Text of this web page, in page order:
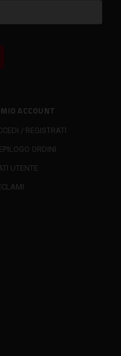
ACCOUNT
/ REGISTRATI
ORDINI
UTENTE